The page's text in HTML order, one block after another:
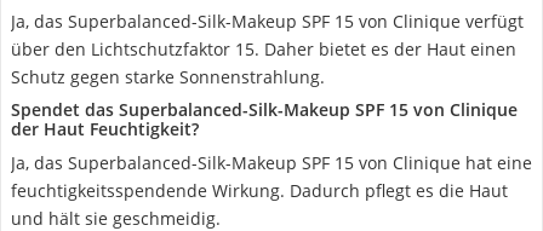
Ja, das Superbalanced-Silk-Makeup SPF 15 von Clinique verfügt
über den Lichtschutzfaktor 15. Daher bietet es der Haut einen
Schutz gegen starke Sonnenstrahlung.
Spendet das Superbalanced-Silk-Makeup SPF 15 von Clinique
der Haut Feuchtigkeit?
Ja, das Superbalanced-Silk-Makeup SPF 15 von Clinique hat eine
feuchtigkeitsspendende Wirkung. Dadurch pflegt es die Haut
und hält sie geschmeidig.